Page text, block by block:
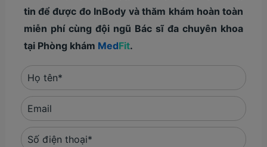
tin để được đo InBody và thăm khám hoàn toàn
miễn phí cùng đội ngũ Bác sĩ đa chuyên khoa
tại Phòng khám MedFit.